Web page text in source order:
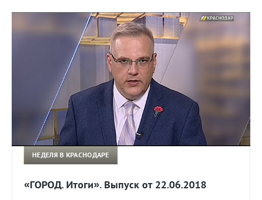
НЕДЕЛЯ В КРАСНОДАРЕ
«ГОРОД. Итоги». Выпуск от 22.06.2018